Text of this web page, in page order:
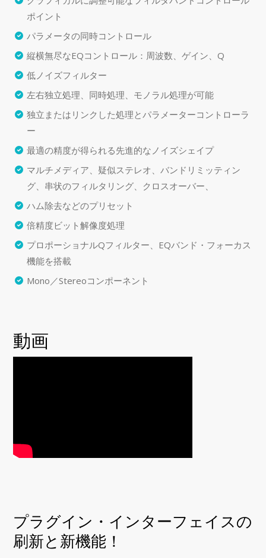
ポイント
パラメータの同時コントロール
縦横無尽なEQコントロール：周波数、ゲイン、Q
低ノイズフィルター
左右独立処理、同時処理、モノラル処理が可能
独立またはリンクした処理とパラメーターコントローラ
ー
最適の精度が得られる先進的なノイズシェイプ
マルチメディア、疑似ステレオ、バンドリミッティン
グ、串状のフィルタリング、クロスオーバー、
ハム除去などのプリセット
倍精度ビット解像度処理
プロポーショナルQフィルター、EQバンド・フォーカス
機能を搭載
Mono／Stereoコンポーネント
動画
プラグイン・インターフェイスの
刷新と新機能！